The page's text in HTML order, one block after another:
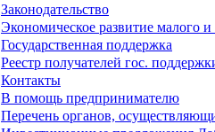
Законодательство
Экономическое развитие малого и
Государственная поддержка
Реестр получателей гос.
Контакты
В помощь предпринимателю
Перечень органов,